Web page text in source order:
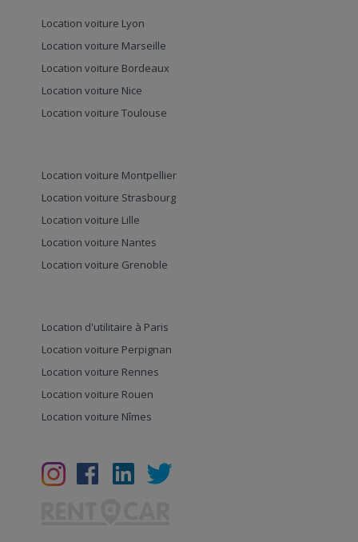
Location voiture Lyon
Location voiture Marseille
Location voiture Bordeaux
Location voiture Nice
Location voiture Toulouse
Location voiture Montpellier
Location voiture Strasbourg
Location voiture Lille
Location voiture Nantes
Location voiture Grenoble
Location d'utilitaire à Paris
Location voiture Perpignan
Location voiture Rennes
Location voiture Rouen
Location voiture Nîmes